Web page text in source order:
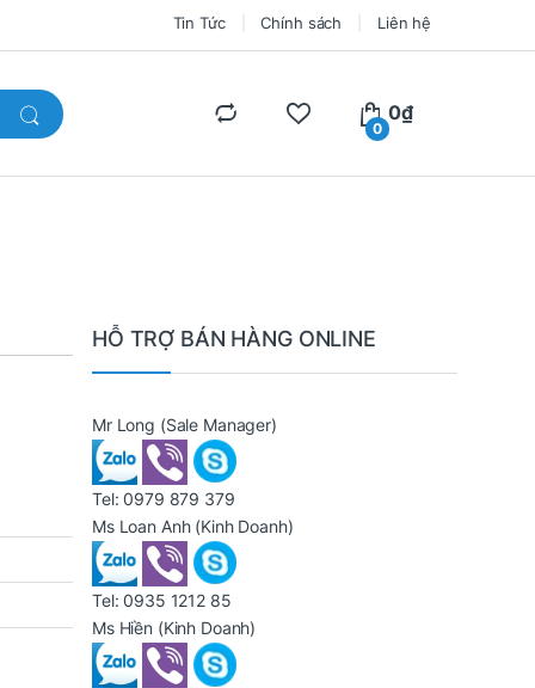
Tin Tức Chính sách Liên hệ
0
0₫
HỖ TRỢ BÁN HÀNG ONLINE
Mr Long (Sale Manager)
Tel:0979 879 379
Ms Loan Anh (Kinh Doanh)
Tel:0935 1212 85
Ms Hiền (Kinh Doanh)